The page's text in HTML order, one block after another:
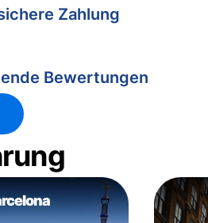
Zahlung
Bewertungen